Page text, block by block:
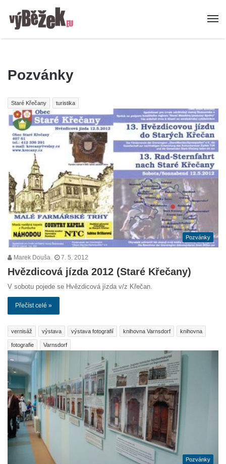
Pozvánky
Staré Křečany turistika
Pozvánky
Marek Douša 7. 5. 2012
Hvězdicová jízda 2012 (Staré Křečany)
V sobotu pojede se Hvězdicová jízda v/z Křečan.
Přečíst celé »
vernisáž výstava výstava fotografií knihovna Varnsdorf knihovna
fotografie Varnsdorf
Pozvánky